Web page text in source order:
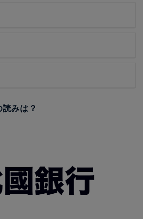
みは？